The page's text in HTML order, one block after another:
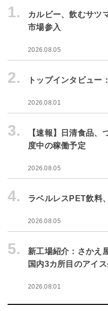
1.
カルビー、飲むサツ
市場参入
2026.08.05
2. トップインタビュー
2026.08.01
3.
【速報】日清食品
度中の稼働予定
2026.08.05
4. ラベルレスPET飲料
2026.08.05
5.
新工場紹介：さか
国内3カ所目のアイ
2026.08.01